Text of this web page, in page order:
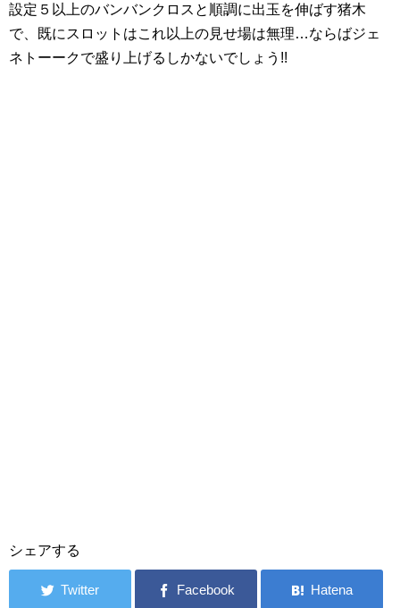
設定５以上のバンバンクロスと順調に出玉を伸ばす猪木
で、既にスロットはこれ以上の見せ場は無理…ならばジェ
ネトーークで盛り上げるしかないでしょう!!
シェアする